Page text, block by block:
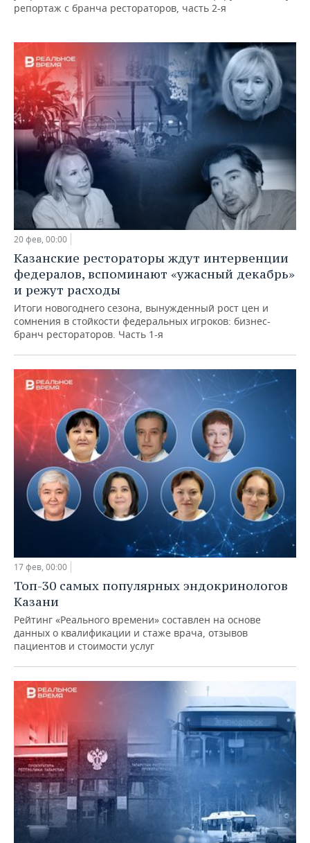
репортаж с бранча рестораторов, часть 2-я
20 фев, 00:00
Казанские рестораторы ждут интервенции
федералов, вспоминают «ужасный декабрь»
и режут расходы
Итоги новогоднего сезона, вынужденный рост цен и
сомнения в стойкости федеральных игроков: бизнес-
бранч рестораторов. Часть 1-я
17 фев, 00:00
Топ-30 самых популярных эндокринологов
Казани
Рейтинг «Реального времени» составлен на основе
данных о квалификации и стаже врача, отзывов
пациентов и стоимости услуг